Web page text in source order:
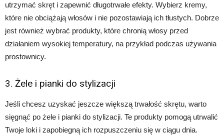
utrzymać skręt i zapewnić długotrwałe efekty. Wybierz kremy,
które nie obciążają włosów i nie pozostawiają ich tłustych. Dobrze
jest również wybrać produkty, które chronią włosy przed
działaniem wysokiej temperatury, na przykład podczas używania
prostownicy.
3. Żele i pianki do stylizacji
Jeśli chcesz uzyskać jeszcze większą trwałość skrętu, warto
sięgnąć po żele i pianki do stylizacji. Te produkty pomogą utrwalić
Twoje loki i zapobiegną ich rozpuszczeniu się w ciągu dnia.